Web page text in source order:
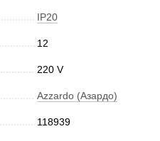
IP20
12
220 V
Azzardo (Азардо)
118939